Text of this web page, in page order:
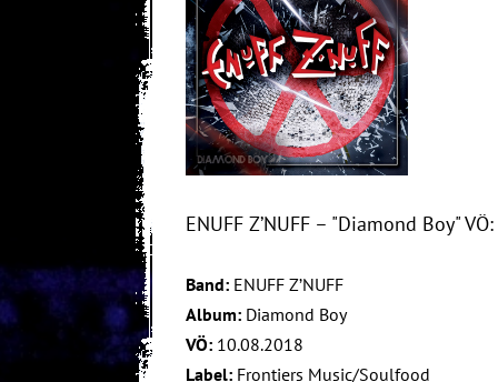
Image
ENUFF Z’NUFF – "Diamond Boy"
Band: ENUFF Z’NUFF
Album: Diamond Boy
VÖ: 10.08.2018
Label: Frontiers Music/Soulfood